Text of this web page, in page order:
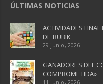
ÚLTIMAS NOTICIAS
ACTIVIDADES
DE RUBIK
29 junio, 2026
GANADORES DEL
COMPROMETIDA»
11 junio, 2026